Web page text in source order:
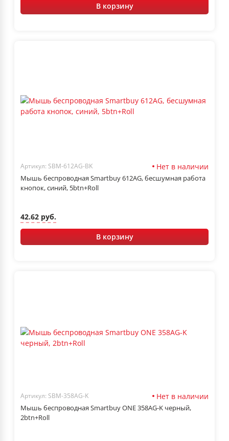
В корзину
Артикул: SBM-612AG-BK Нет в наличии
Мышь беспроводная Smartbuy 612AG, бесшумная работа
кнопок, синий, 5btn+Roll
42.62 руб.
В корзину
Артикул: SBM-358AG-K Нет в наличии
Мышь беспроводная Smartbuy ONE 358AG-K черный,
2btn+Roll